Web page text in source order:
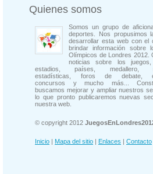
Quienes somos
Somos un grupo de
deportes. Nos propusimos
desarrollar esta web con el
brindar información sobre
Olímpicos de Londres 2012.
noticias sobre los juegos,
estadios, países, medallero,
estadísticas, foros de debate,
concursos y mucho más...
buscamos mejorar y ampliar nuestros
lo que pronto publicaremos nuevas
nuestra web.
© copyright 2012
Inicio | Mapa del sitio | Enlaces | Contacto